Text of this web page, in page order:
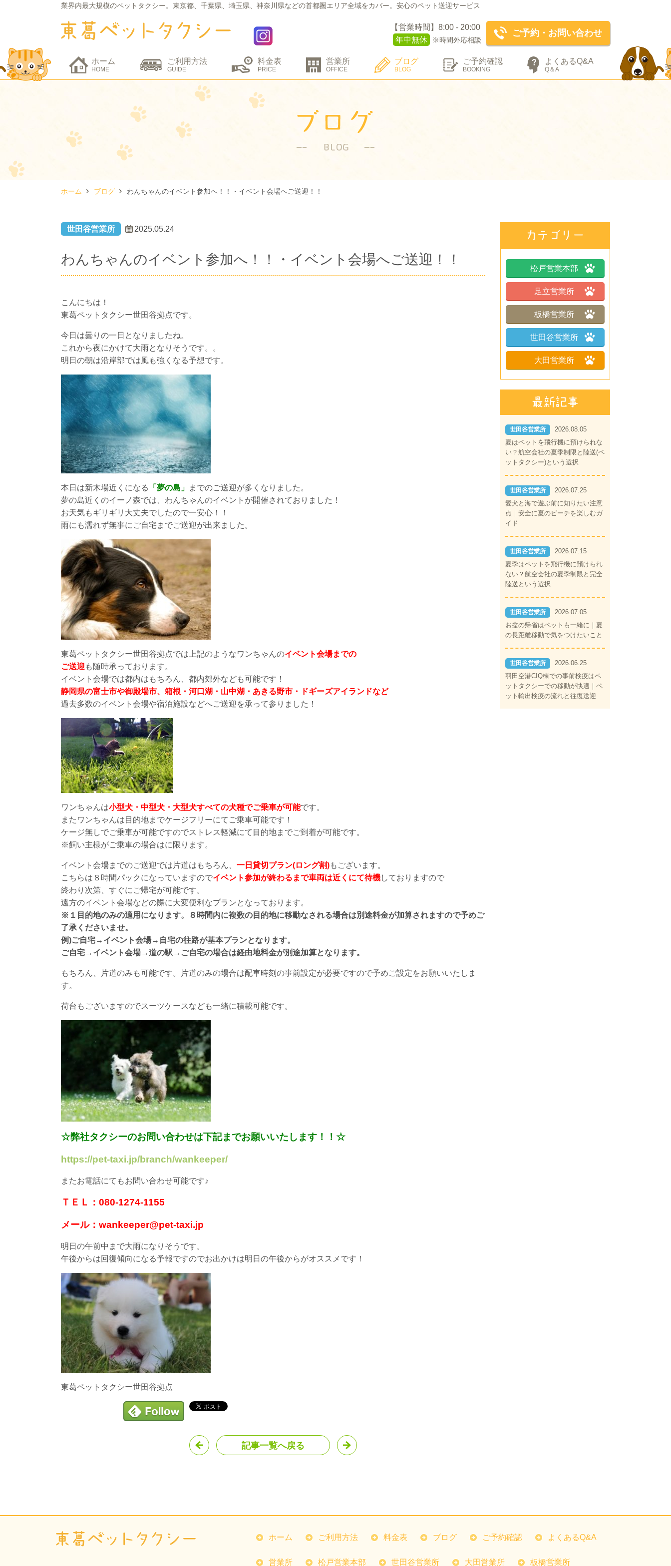
業界内最大規模のペットタクシー。 東京都、千葉県、埼玉県、神奈川県などの首都圏エリア全域をカバー。 安心のペット送迎サービス
【営業時間】8:00 - 20:00
年中無休
※時間外応相談
ご予約・お問い合わせ
ホーム
HOME
ご利用方法
GUIDE
料金表
PRICE
営業所
OFFICE
ブログ
BLOG
ご予約確認
BOOKING
よくあるQ&A
Q＆A
ホーム ブログ わんちゃんのイベント参加へ！！・イベント会場へご送迎！！
世田谷営業所 2025.05.24
わんちゃんのイベント参加へ！！・イベント会場へご送迎！！
こんにちは！
東葛ペットタクシー世田谷拠点です。
今日は曇りの一日となりましたね。
これから夜にかけて大雨となりそうです。。
明日の朝は沿岸部では風も強くなる予想です。
本日は新木場近くになる 「夢の島」
までのご送迎が多くなりました。
夢の島近くのイーノ森では、わんちゃんのイベントが開催されておりました！
お天気もギリギリ大丈夫でしたので一安心！！
雨にも濡れず無事にご自宅までご送迎が出来ました。
東葛ペットタクシー世田谷拠点では上記のようなワンちゃんのイベント会場までの
ご送迎 も随時承っております。
イベント会場では都内はもちろん、都内郊外なども可能です！
静岡県の富士市や御殿場市、箱根・河口湖・山中湖・あきる野市・ドギーズアイランドなど
過去多数のイベント会場や宿泊施設などへご送迎を承って参りました！
ワンちゃんは小型犬・中型犬・大型犬すべての犬種でご乗車が可能です。
またワンちゃんは目的地までケージフリーにてご乗車可能です！
ケージ無しでご乗車が可能ですのでストレス軽減にて目的地までご到着が可能です。
※飼い主様がご乗車の場合はに限ります。
イベント会場までのご送迎では片道はもちろん、 一日貸切プラン(ロング割)もございます。
こちらは８時間パックになっていますのでイベント参加が終わるまで車両は近くにて待機しておりますので
終わり次第、すぐにご帰宅が可能です。
遠方のイベント会場などの際に大変便利なプランとなっております。
※１目的地のみの適用になります。８時間内に複数の目的地に移動なされる場合は別途料金が加算されますので予めご
了承くださいませ。
例)ご自宅→イベント会場→自宅の往路が基本プランとなります。
ご自宅→イベント会場→道の駅→ご自宅の場合は経由地料金が別途加算となります。
もちろん、片道のみも可能です。片道のみの場合は配車時刻の事前設定が必要ですので予めご設定をお願いいたしま
す。
荷台もございますのでスーツケースなども一緒に積載可能です。
☆弊社タクシーのお問い合わせは下記までお願いいたします！！☆
https://pet-taxi.jp/branch/wankeeper/
またお電話にてもお問い合わせ可能です♪
ＴＥＬ：080-1274-1155
メール：wankeeper@pet-taxi.jp
明日の午前中まで大雨になりそうです。
午後からは回復傾向になる予報ですのでお出かけは明日の午後からがオススメです！
東葛ペットタクシー世田谷拠点
記事一覧へ戻る
松戸営業本部
足立営業所
板橋営業所
世田谷営業所
大田営業所
世田谷営業所
2026.08.05
夏はペットを飛行機に預けられな
い？航空会社の夏季制限と陸送(ペ
ットタクシー)という選択
世田谷営業所
2026.07.25
愛犬と海で遊ぶ前に知りたい注意
点｜安全に夏のビーチを楽しむガ
イド
世田谷営業所
2026.07.15
夏季はペットを飛行機に預けられ
ない？航空会社の夏季制限と完全
陸送という選択
世田谷営業所
2026.07.05
お盆の帰省はペットも一緒に｜夏
の長距離移動で気をつけたいこと
世田谷営業所
2026.06.25
羽田空港CIQ棟での事前検疫はペ
ットタクシーでの移動が快適｜ペ
ット輸出検疫の流れと往復送迎
ホーム ご利用方法 料金表 ブログ ご予約確認 よくあるQ&A
営業所 松戸営業本部 世田谷営業所 大田営業所 板橋営業所